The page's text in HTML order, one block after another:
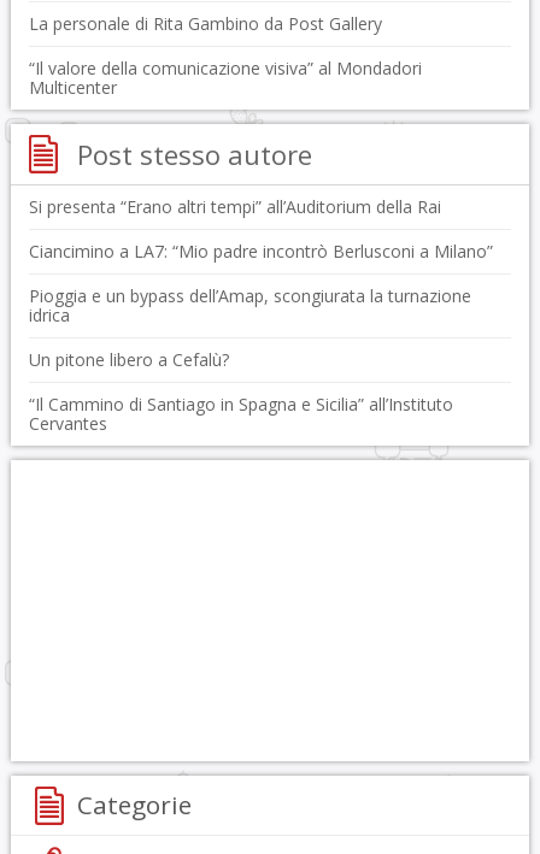
La personale di Rita Gambino da Post Gallery
“Il valore della comunicazione visiva” al Mondadori
Multicenter
Post stesso autore
Si presenta “Erano altri tempi” all’Auditorium della Rai
Ciancimino a LA7: “Mio padre incontrò Berlusconi a Milano”
Pioggia e un bypass dell’Amap, scongiurata la turnazione
idrica
Un pitone libero a Cefalù?
“Il Cammino di Santiago in Spagna e Sicilia” all’Instituto
Cervantes
Categorie